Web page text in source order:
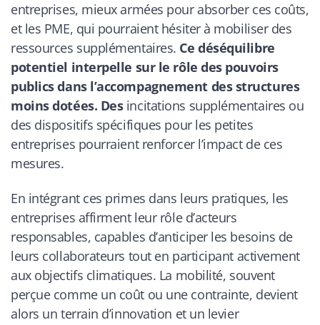
entreprises, mieux armées pour absorber ces coûts,
et les PME, qui pourraient hésiter à mobiliser des
ressources supplémentaires. Ce déséquilibre
potentiel interpelle sur le rôle des pouvoirs
publics dans l’accompagnement des structures
moins dotées. Des incitations supplémentaires ou
des dispositifs spécifiques pour les petites
entreprises pourraient renforcer l’impact de ces
mesures.
En intégrant ces primes dans leurs pratiques, les
entreprises affirment leur rôle d’acteurs
responsables, capables d’anticiper les besoins de
leurs collaborateurs tout en participant activement
aux objectifs climatiques. La mobilité, souvent
perçue comme un coût ou une contrainte, devient
alors un terrain d’innovation et un levier